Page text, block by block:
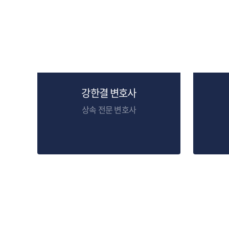
강한결 변호사
상속 전문 변호사